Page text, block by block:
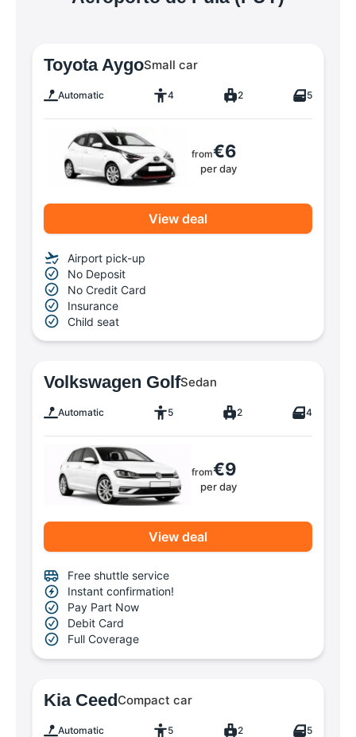
Toyota AygoSmall car
Automatic 4 2 5
from€6
per day
View deal
Airport pick-up
No Deposit
No Credit Card
Insurance
Child seat
Volkswagen GolfSedan
Automatic 5 2 4
from€9
per day
View deal
Free shuttle service
Instant confirmation!
Pay Part Now
Debit Card
Full Coverage
Kia CeedCompact car
Automatic 5 2 5